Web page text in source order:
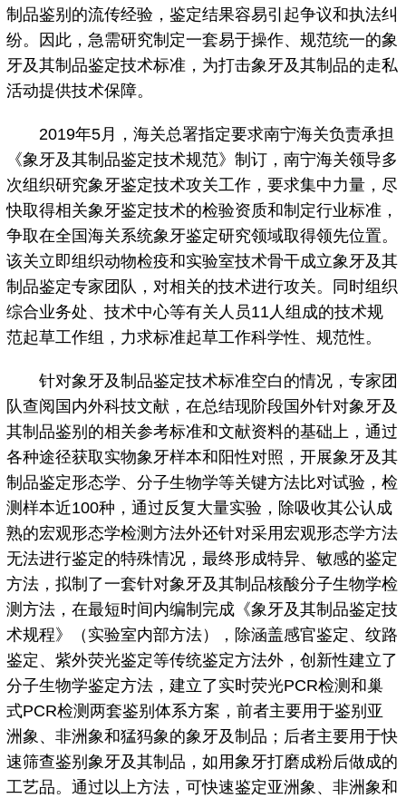
制品鉴别的流传经验，鉴定结果容易引起争议和执法纠
纷。因此，急需研究制定一套易于操作、规范统一的象
牙及其制品鉴定技术标准，为打击象牙及其制品的走私
活动提供技术保障。
2019年5月，海关总署指定要求南宁海关负责承担
《象牙及其制品鉴定技术规范》制订，南宁海关领导多
次组织研究象牙鉴定技术攻关工作，要求集中力量，尽
快取得相关象牙鉴定技术的检验资质和制定行业标准，
争取在全国海关系统象牙鉴定研究领域取得领先位置。
该关立即组织动物检疫和实验室技术骨干成立象牙及其
制品鉴定专家团队，对相关的技术进行攻关。同时组织
综合业务处、技术中心等有关人员11人组成的技术规
范起草工作组，力求标准起草工作科学性、规范性。
针对象牙及制品鉴定技术标准空白的情况，专家团
队查阅国内外科技文献，在总结现阶段国外针对象牙及
其制品鉴别的相关参考标准和文献资料的基础上，通过
各种途径获取实物象牙样本和阳性对照，开展象牙及其
制品鉴定形态学、分子生物学等关键方法比对试验，检
测样本近100种，通过反复大量实验，除吸收其公认成
熟的宏观形态学检测方法外还针对采用宏观形态学方法
无法进行鉴定的特殊情况，最终形成特异、敏感的鉴定
方法，拟制了一套针对象牙及其制品核酸分子生物学检
测方法，在最短时间内编制完成《象牙及其制品鉴定技
术规程》（实验室内部方法），除涵盖感官鉴定、纹路
鉴定、紫外荧光鉴定等传统鉴定方法外，创新性建立了
分子生物学鉴定方法，建立了实时荧光PCR检测和巢
式PCR检测两套鉴别体系方案，前者主要用于鉴别亚
洲象、非洲象和猛犸象的象牙及制品；后者主要用于快
速筛查鉴别象牙及其制品，如用象牙打磨成粉后做成的
工艺品。通过以上方法，可快速鉴定亚洲象、非洲象和